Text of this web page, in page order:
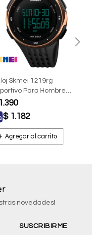
Skmei 1219rg
Para Hombre
Con Esfera Oro Rosa
1.390
$ 1.182
novedades!
SUSCRIBIRME